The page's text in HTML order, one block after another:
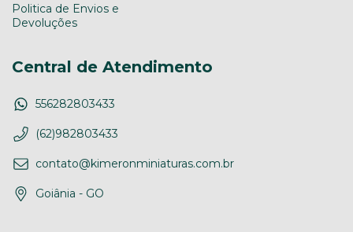
Politica de Envios e
Devoluções
Central de Atendimento
556282803433
(62)982803433
contato@kimeronminiaturas.com.br
Goiânia - GO